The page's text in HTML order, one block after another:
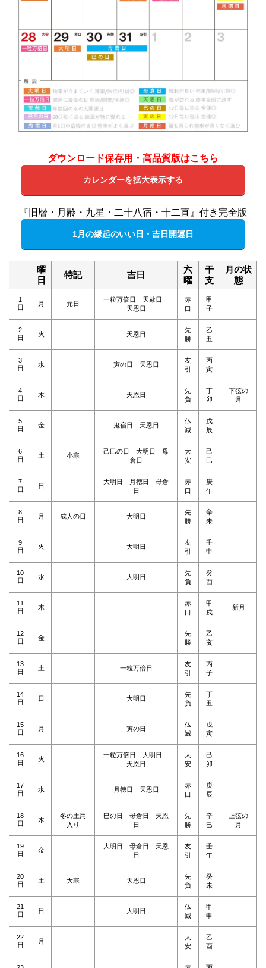
ダウンロード保存用・高品質版はこちら
カレンダーを拡大表示する
『旧暦・月齢・九星・二十八宿・十二直』付き完全版
1月の縁起のいい日・吉日開運日
曜
日
特記 吉日
六
曜
干
支
月の状
態
1
日
月 元日
一粒万倍日 天赦日
天恩日
赤
口
甲
子
2
日
火 天恩日
先
勝
乙
丑
3
日
水 寅の日 天恩日
友
引
丙
寅
4
日
木 天恩日
先
負
丁
卯
下弦の
月
5
日
金 鬼宿日 天恩日
仏
滅
戊
辰
6
日
土 小寒
己巳の日 大明日 母
倉日
大
安
己
巳
7
日
日
大明日 月徳日 母倉
日
赤
口
庚
午
8
日
月 成人の日 大明日
先
勝
辛
未
9
日
火 大明日
友
引
壬
申
10
日
水 大明日
先
負
癸
酉
11
日
木
赤
口
甲
戌
新月
12
日
金
先
勝
乙
亥
13
日
土 一粒万倍日
友
引
丙
子
14
日
日 大明日
先
負
丁
丑
15
日
月 寅の日
仏
滅
戊
寅
16
日
火
一粒万倍日 大明日
天恩日
大
安
己
卯
17
日
水 月徳日 天恩日
赤
口
庚
辰
18
日
木
冬の土用
入り
巳の日 母倉日 天恩
日
先
勝
辛
巳
上弦の
月
19
日
金
大明日 母倉日 天恩
日
友
引
壬
午
20
日
土 大寒 天恩日
先
負
癸
未
21
日
日 大明日
仏
滅
甲
申
22
日
月
大
安
乙
酉